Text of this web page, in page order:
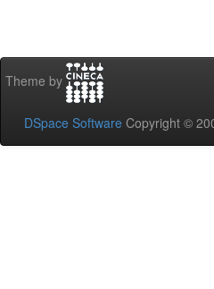
Theme by
DSpace Software Copyright ©